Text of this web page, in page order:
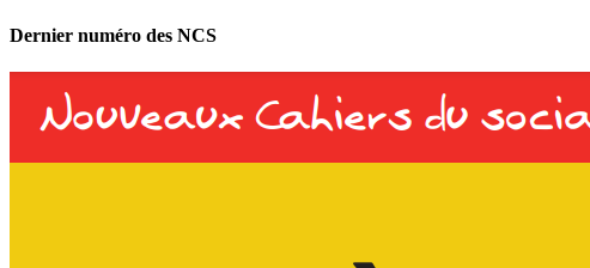
Dernier numéro des NCS